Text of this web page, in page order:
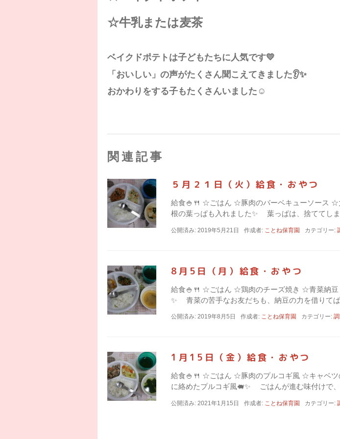
☆牛乳または麦茶
ベイクドポテトは子どもたちに人気です💛
「おいしい」の声がたくさん聞こえてきました👂✨
おかわりをする子もたくさんいました☺
関連記事
５月２１日（火）給食・おやつ
給食🍚🍴 ☆ごはん ☆豚肉のバーベキューソース
根の葉っぱも入れました✨ 葉っぱは、捨ててし
公開済み: 2019年5月21日 作成者: ことね保育園 カテゴリー:
8月5日（月）給食・おやつ
給食🍚🍴 ☆ごはん ☆鶏肉のチーズ焼き ☆青菜納
✨ 青菜の苦手なお友だちも、納豆の力を借りて
公開済み: 2019年8月5日 作成者: ことね保育園 カテゴリー:
1月15日（金）給食・おやつ
給食🍚🍴 ☆ごはん ☆豚肉のプルコギ風 ☆キャベ
に絡めたプルコギ風🐖✨ ごはんが進む味付けで
公開済み: 2021年1月15日 作成者: ことね保育園 カテゴリー: